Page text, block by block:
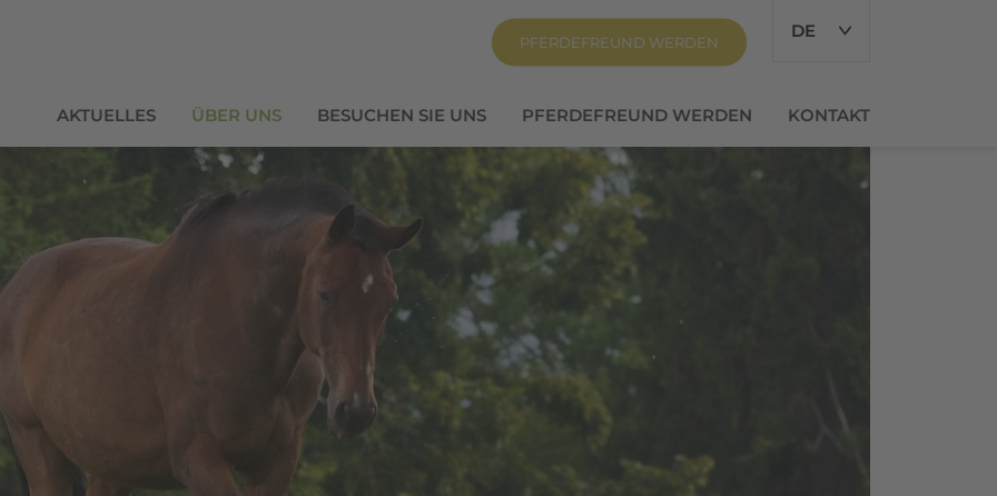
PFERDEFREUND WERDEN
DE
AKTUELLES ÜBER UNS BESUCHEN SIE UNS PFERDEFREUND WERDEN KONTAKT